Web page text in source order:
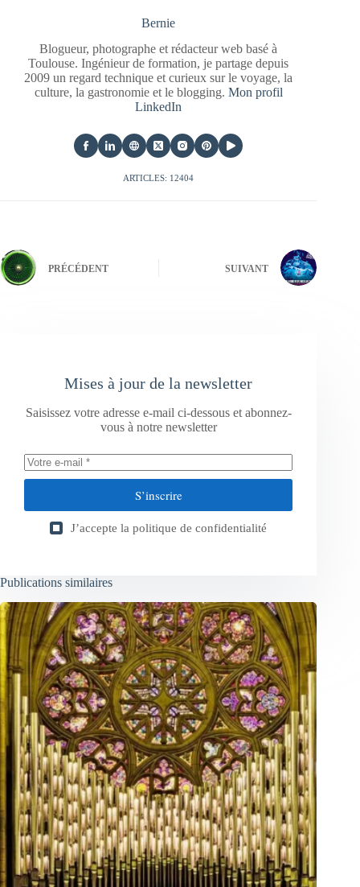
Bernie
Blogueur, photographe et rédacteur web basé à
Toulouse. Ingénieur de formation, je partage depuis
2009 un regard technique et curieux sur le voyage, la
culture, la gastronomie et le blogging. Mon profil
LinkedIn
ARTICLES: 12404
PRÉCÉDENT SUIVANT
Mises à jour de la newsletter
Saisissez votre adresse e-mail ci-dessous et abonnez-
vous à notre newsletter
S’inscrire
J’accepte la politique de confidentialité
Publications similaires